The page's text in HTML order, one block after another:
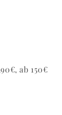
ab 150€